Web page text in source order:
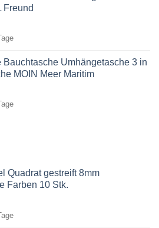
Freund
Bauchtasche Umhängetasche 3 in
MOIN Meer Maritim
Quadrat gestreift 8mm
Farben 10 Stk.